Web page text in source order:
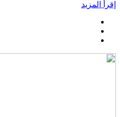
إقرأ المزيد